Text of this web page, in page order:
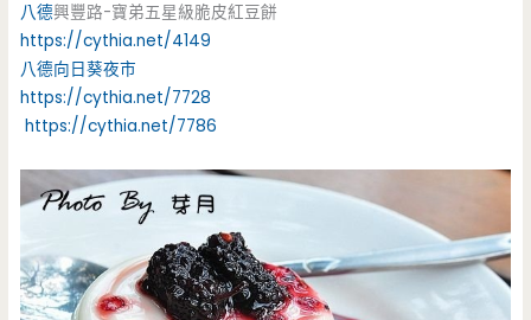
八德興豐路-寶弟五星級脆皮紅豆餅
https://cythia.net/4149
八德向日葵夜市
https://cythia.net/7728
https://cythia.net/7786